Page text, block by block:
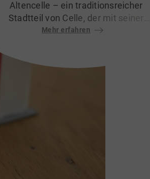
Altencelle – ein traditionsreicher
Stadtteil von Celle, der mit seiner
historischen Kulisse, naturnahen Lage
Hier trifft jahrhundertealte Geschichte
auf modernen Wohnkomfort, was
Mehr erfahren